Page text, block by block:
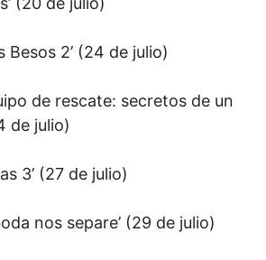
Besos 2’ (24 de julio)
de rescate: secretos de un
de julio)
3’ (27 de julio)
nos separe’ (29 de julio)